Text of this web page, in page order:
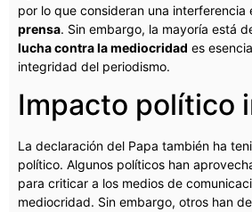
por lo que consideran una interferencia
prensa. Sin embargo, la mayoría está
lucha contra la mediocridad es
integridad del periodismo.
Impacto político
La declaración del Papa también ha
político. Algunos políticos han
para criticar a los medios de
mediocridad. Sin embargo, otros han